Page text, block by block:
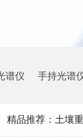
谱仪 手持光谱
精品推荐：土壤